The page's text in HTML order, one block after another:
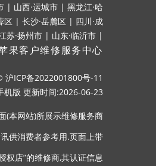
| 山西·运城市 | 黑龙江·哈
区 | 长沙·岳麓区 | 四川·成
苏·扬州市 | 山东·临沂市 |
果客户维修服务中心
沪ICP备2022001800号-11
机版 更新时间:2026-06-23
(本网站)所展示维修服务商
供消费者参考用.页面上带
权店”的维修商,其认证信息